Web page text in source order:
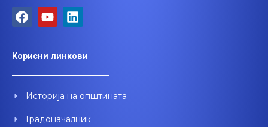
F
a
b
o
k
Y
o
u
b
L
i
e
d
n
Корисни линкови
Историја на општината
Градоначалник